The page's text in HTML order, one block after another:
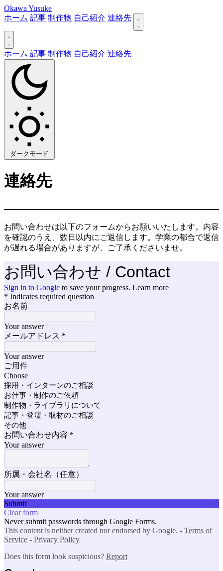
Okawa Yusuke
ホーム 記事 制作物 自己紹介 連絡先
ホーム 記事 制作物 自己紹介 連絡先
ダークモード
連絡先
お問い合わせは以下のフォームからお願いいたします。内容
を確認のうえ、数日以内にご返信します。学業の都合で返信
が遅れる場合がありますが、ご了承くださいませ。